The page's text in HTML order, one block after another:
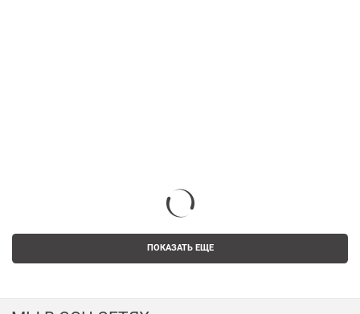
ПОКАЗАТЬ ЕЩЕ